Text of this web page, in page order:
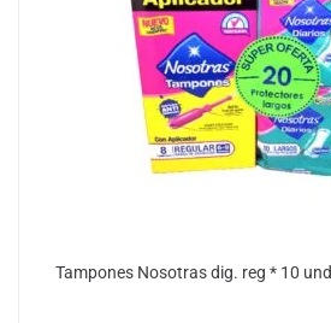
Tampones Nosotras dig. reg * 10 und